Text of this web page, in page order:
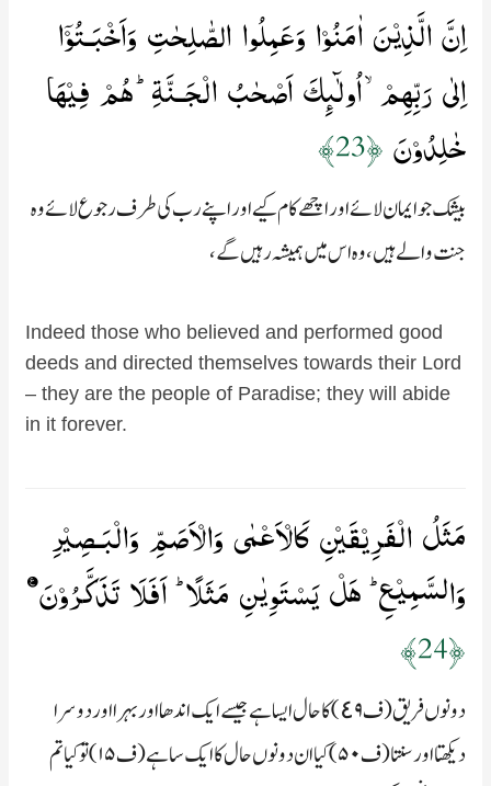
اِنَّ الَّذِيۡنَ اٰمَنُوۡا وَعَمِلُوا الصّٰلِحٰتِ وَاَخۡبَـتُوۡۤا
اِلٰى رَبِّهِمۡۙ اُولٰٓٮِٕكَ اَصۡحٰبُ الۡجَـنَّةِ​ؕ هُمۡ فِيۡهَا
خٰلِدُوۡنَ‏﴿23﴾
بیشک جو ایمان لائے اور اچھے کام کیے اور اپنے رب کی طرف رجوع لائے وہ
جنت والے ہیں، وہ اس میں ہمیشہ رہیں گے،
Indeed those who believed and performed good
deeds and directed themselves towards their Lord
– they are the people of Paradise; they will abide
in it forever.
مَثَلُ الۡفَرِيۡقَيۡنِ كَالۡاَعۡمٰى وَالۡاَصَمِّ وَالۡبَـصِيۡرِ
وَالسَّمِيۡعِ​ ؕ هَلۡ يَسۡتَوِيٰنِ مَثَلًا​ ؕ اَفَلَا تَذَكَّرُوۡنَ‏
﴿24﴾
دونوں فریق (ف٤۹) کا حال ایسا ہے جیسے ایک اندھا اور بہرا اور دوسرا
دیکھتا اور سنتا (ف۵۰) کيا ان دونوں حال کا ايک سا ہے (ف۱۵) تو کياتم